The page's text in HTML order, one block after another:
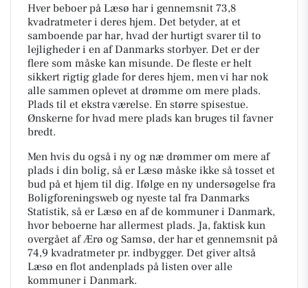
Hver beboer på Læsø har i gennemsnit 73,8
kvadratmeter i deres hjem. Det betyder, at et
samboende par har, hvad der hurtigt svarer til to
lejligheder i en af Danmarks storbyer. Det er der
flere som måske kan misunde. De fleste er helt
sikkert rigtig glade for deres hjem, men vi har nok
alle sammen oplevet at drømme om mere plads.
Plads til et ekstra værelse. En større spisestue.
Ønskerne for hvad mere plads kan bruges til favner
bredt.
Men hvis du også i ny og næ drømmer om mere af
plads i din bolig, så er Læsø måske ikke så tosset et
bud på et hjem til dig. Ifølge en ny undersøgelse fra
Boligforeningsweb og nyeste tal fra Danmarks
Statistik, så er Læsø en af de kommuner i Danmark,
hvor beboerne har allermest plads. Ja, faktisk kun
overgået af Ærø og Samsø, der har et gennemsnit på
74,9 kvadratmeter pr. indbygger. Det giver altså
Læsø en flot andenplads på listen over alle
kommuner i Danmark.